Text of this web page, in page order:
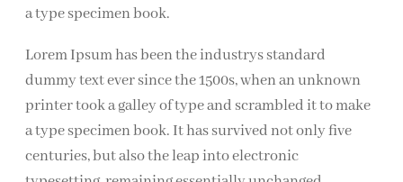
a type specimen book.
Lorem Ipsum has been the industrys standard
dummy text ever since the 1500s, when an unknown
printer took a galley of type and scrambled it to make
a type specimen book. It has survived not only five
centuries, but also the leap into electronic